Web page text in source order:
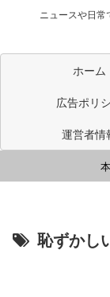
ニュースや日常
ホーム
広告ポリ
運営者情
恥ずかし